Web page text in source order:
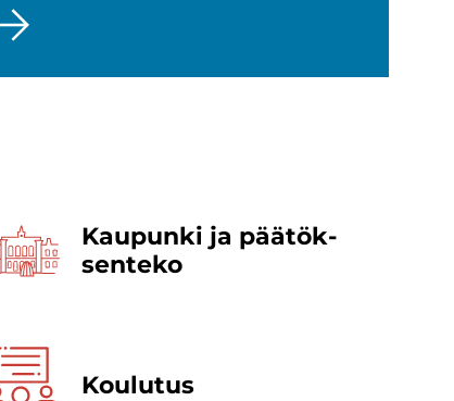
Kau­pun­ki ja pää­tök­
sen­te­ko
Kou­lu­tus